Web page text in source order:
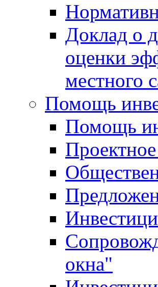
Доклад о
оценки
местного
Помощь
Помощь
окна"